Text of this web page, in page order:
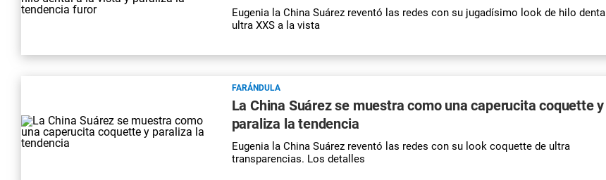
Eugenia la China Suárez reventó las redes con su jugadísimo look de hilo dental
ultra XXS a la vista
FARÁNDULA
La China Suárez se muestra como una caperucita coquette y
paraliza la tendencia
Eugenia la China Suárez reventó las redes con su look coquette de ultra
transparencias. Los detalles